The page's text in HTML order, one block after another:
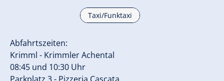
Taxi/Funktaxi
Abfahrtszeiten:
Krimml - Krimmler Achental
08:45 und 10:30 Uhr